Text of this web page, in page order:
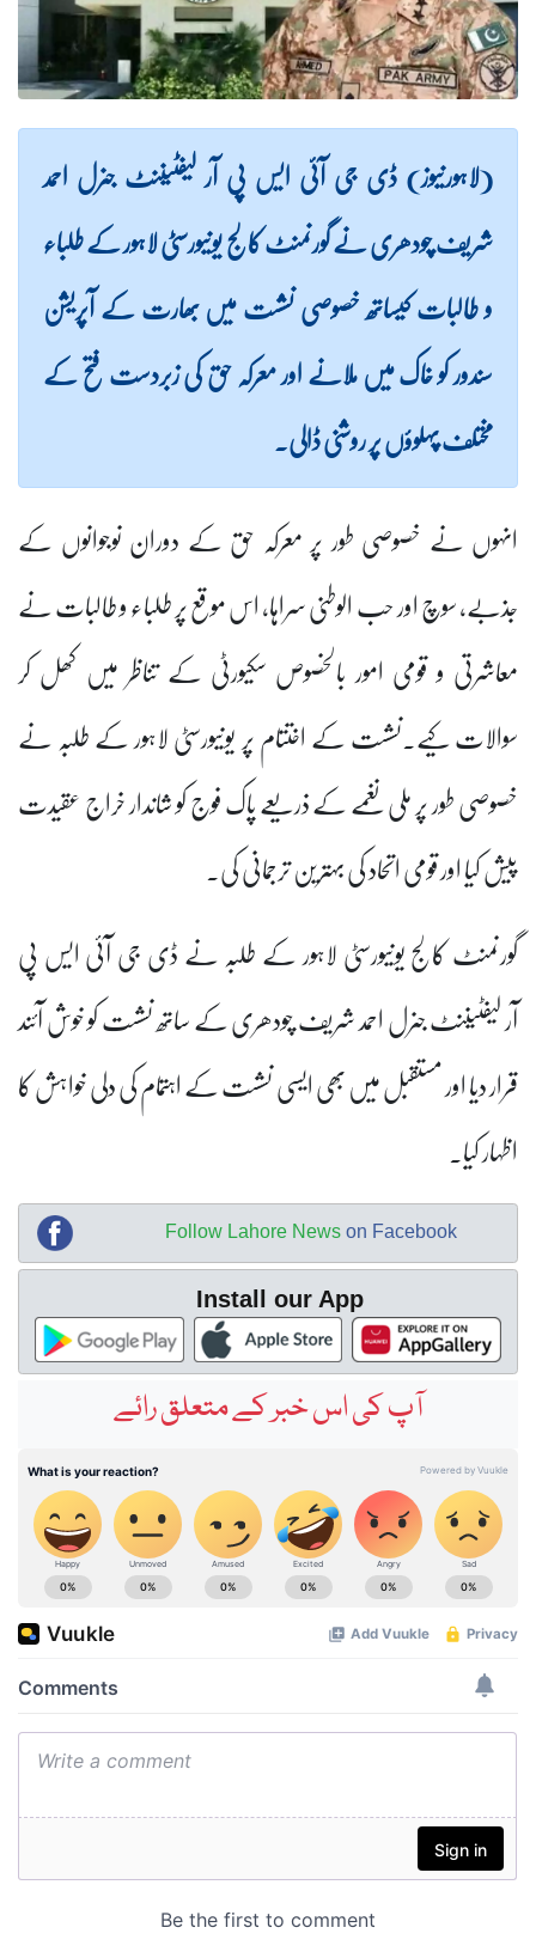
(لاہورنیوز) ڈی جی آئی ایس پی آر لیفٹیننٹ جنرل احمد
شریف چودھری نے گورنمنٹ کالج یونیورسٹی لاہور کے طلباء
و طالبات کیساتھ خصوصی نشست میں بھارت کے آپریشن
سندور کو خاک میں ملانے اور معرکہ حق کی زبردست فتح کے
مختلف پہلوؤں پر روشنی ڈالی۔
انہوں نے خصوصی طور پر معرکہ حق کے دوران نوجوانوں کے
جذبے، سوچ اور حب الوطنی سراہا، اس موقع پر طلباء و طالبات نے
معاشرتی و قومی امور بالخصوص سکیورٹی کے تناظر میں کھل کر
سوالات کیے۔نشست کے اختتام پر یونیورسٹی لاہور کے طلبہ نے
خصوصی طور پر ملی نغمے کے ذریعے پاک فوج کو شاندار خراج عقیدت
پیش کیا اور قومی اتحاد کی بہترین ترجمانی کی۔
گورنمنٹ کالج یونیورسٹی لاہور کے طلبہ نے ڈی جی آئی ایس پی
آر لیفٹیننٹ جنرل احمد شریف چودھری کے ساتھ نشست کو خوش آئند
قرار دیا اور مستقبل میں بھی ایسی نشست کے اہتمام کی دلی خواہش کا
اظہار کیا۔
Follow Lahore News on Facebook
Install our App
آپ کی اس خبر کے متعلق رائے